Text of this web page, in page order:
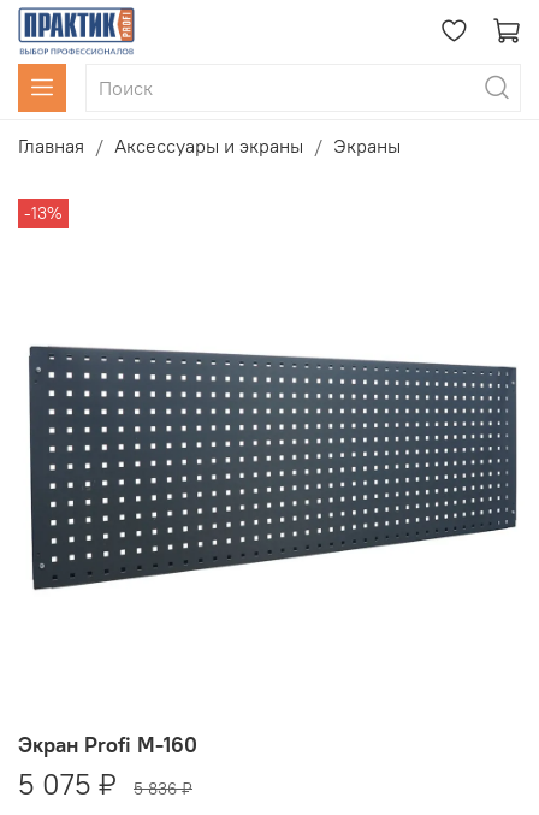
Главная Аксессуары и экраны Экраны
-13%
Экран Profi M-160
5 075 ₽ 5 836 ₽